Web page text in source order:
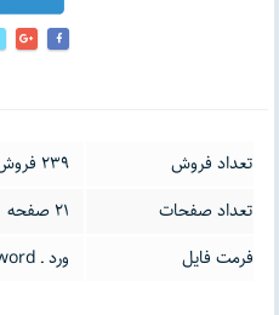
تعداد فروش
239 فروش
تعداد صفحات
21 صفحه
فرمت فایل
ورد ـ word ـ قابل ویرایش